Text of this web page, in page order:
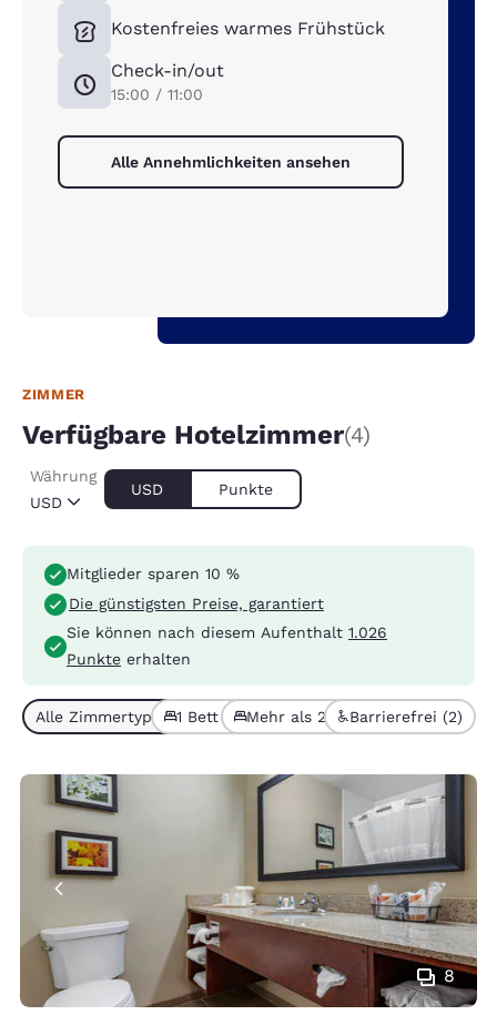
Kostenfreies warmes Frühstück
Check-in/out
15:00 / 11:00
Alle Annehmlichkeiten ansehen
ZIMMER
Verfügbare Hotelzimmer(4)
USD
Währung
USD Punkte
Mitglieder sparen 10 %
Die günstigsten Preise, garantiert
Sie können nach diesem Aufenthalt 1.026
Punkte erhalten
Alle Zimmertypen (4)1 Bett (3)Mehr als 2 Betten (1)Barrierefrei (2)
8